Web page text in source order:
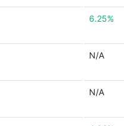
6.25%
N/A
N/A